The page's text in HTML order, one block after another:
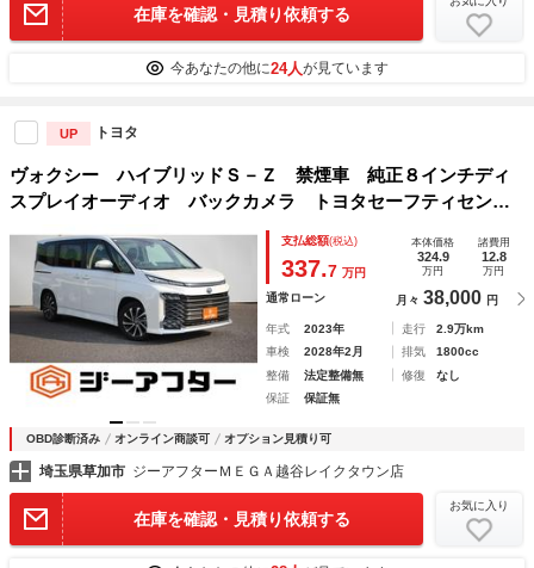
在庫を確認・見積り依頼する
今あなたの他に24人が見ています
UP トヨタ
ヴォクシー ハイブリッドＳ－Ｚ 禁煙車 純正８インチディ
スプレイオーディオ バックカメラ トヨタセーフティセン
ス アダプティブレーダークルーズコントロール 後席充電
シートヒーター 両側電動スライドドア ＥＴＣ２．０ ＡＣ
１００Ｖ
支払総額(税込)
337.7 万円
本体価格
324.9
万円
諸費用
12.8
万円
通常ローン 月々 38,000 円
年式 2023年 走行
2.9万km
車検
2028年2月 排気
1800cc
整備
法定整備無 修復
なし
保証
保証無
OBD診断済み オンライン商談可 オプション見積り可
埼玉県草加市 ジーアフターＭＥＧＡ越谷レイクタウン店
在庫を確認・見積り依頼する
お気に入り